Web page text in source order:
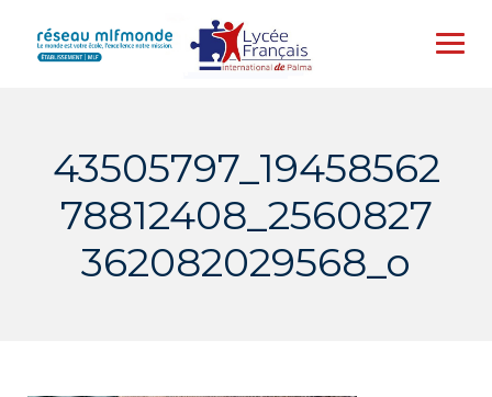
content
43505797_19458562
78812408_2560827
362082029568_o